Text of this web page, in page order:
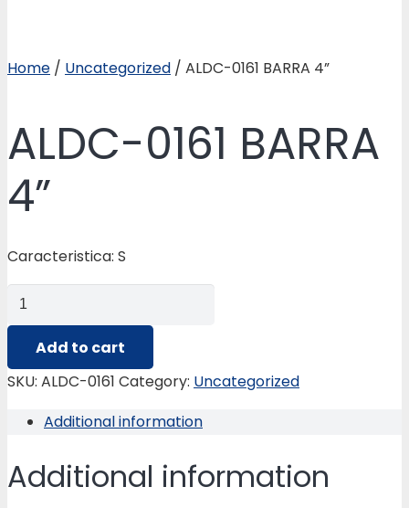
Home / Uncategorized / ALDC-0161 BARRA 4”
ALDC-0161 BARRA
4”
Caracteristica: S
ALDC-
0161
BARRA
4”
Add to cart
SKU: ALDC-0161 Category: Uncategorized
Additional information
Additional information